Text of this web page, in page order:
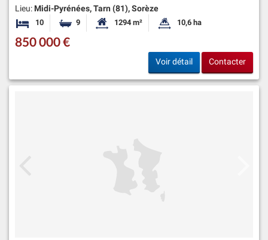
Lieu: Midi-Pyrénées, Tarn (81), Sorèze
10 Chambres
9 Salles de bainsSurface habitable:
1294 m² Superficie du terrain:
10,6 ha
850 000 €
Voir détail Contacter